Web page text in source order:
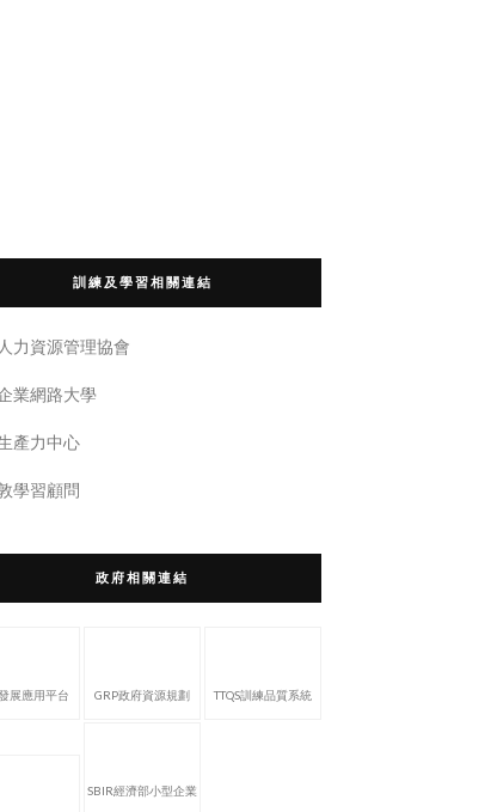
訓練及學習相關連結
力資源管理協會
業網路大學
產力中心
學習顧問
政府相關連結
展應用平台 GRP政府資源規劃 TTQS訓練品質系統
SBIR經濟部小型企業